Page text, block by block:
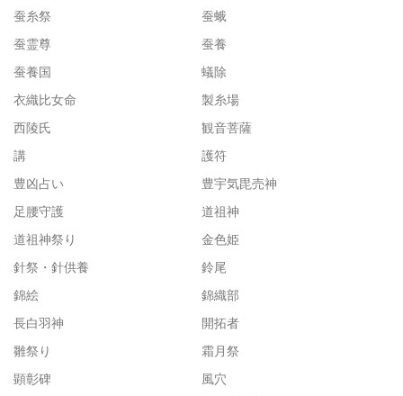
蚕糸祭
蚕蛾
蚕霊尊
蚕養
蚕養国
蟻除
衣織比女命
製糸場
西陵氏
観音菩薩
講
護符
豊凶占い
豊宇気毘売神
足腰守護
道祖神
道祖神祭り
金色姫
針祭・針供養
鈴尾
錦絵
錦織部
長白羽神
開拓者
雛祭り
霜月祭
顕彰碑
風穴